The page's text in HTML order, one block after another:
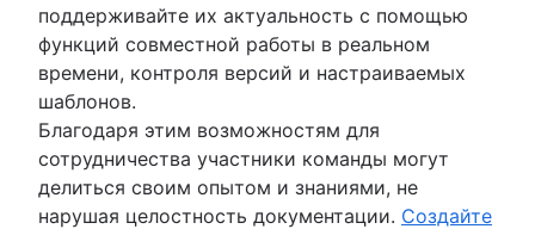
поддерживайте их актуальность с помощью
функций совместной работы в реальном
времени, контроля версий и настраиваемых
шаблонов.
Благодаря этим возможностям для
сотрудничества участники команды могут
делиться своим опытом и знаниями, не
нарушая целостность документации. Создайте